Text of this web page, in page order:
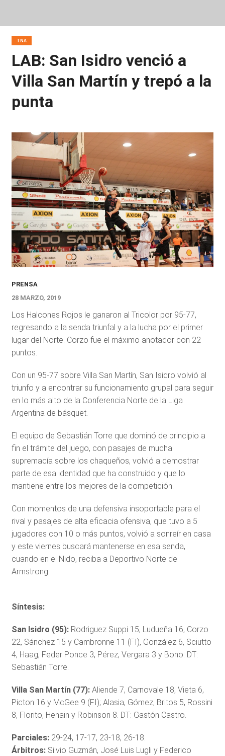
TNA
LAB: San Isidro venció a
Villa San Martín y trepó a la
punta
PRENSA
28 MARZO, 2019
Los Halcones Rojos le ganaron al Tricolor por 95-77,
regresando a la senda triunfal y a la lucha por el primer
lugar del Norte. Corzo fue el máximo anotador con 22
puntos.
Con un 95-77 sobre Villa San Martín, San Isidro volvió al
triunfo y a encontrar su funcionamiento grupal para seguir
en lo más alto de la Conferencia Norte de la Liga
Argentina de básquet.
El equipo de Sebastián Torre que dominó de principio a
fin el trámite del juego, con pasajes de mucha
supremacía sobre los chaqueños, volvió a demostrar
parte de esa identidad que ha construido y que lo
mantiene entre los mejores de la competición.
Con momentos de una defensiva insoportable para el
rival y pasajes de alta eficacia ofensiva, que tuvo a 5
jugadores con 10 o más puntos, volvió a sonreír en casa
y este viernes buscará mantenerse en esa senda,
cuando en el Nido, reciba a Deportivo Norte de
Armstrong.
Síntesis:
San Isidro (95):Rodriguez Suppi 15, Ludueña 16, Corzo
22, Sánchez 15 y Cambronne 11 (FI), González 6, Sciutto
4, Haag, Feder Ponce 3, Pérez, Vergara 3 y Bono. DT:
Sebastián Torre.
Villa San Martín (77):Aliende 7, Carnovale 18, Vieta 6,
Picton 16 y McGee 9 (FI); Alasia, Gómez, Britos 5, Rossini
8, Florito, Henain y Robinson 8. DT: Gastón Castro.
Parciales:29-24, 17-17, 23-18, 26-18.
Árbitros:Silvio Guzmán, José Luis Lugli y Federico